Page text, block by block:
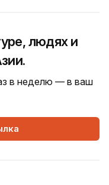
людях и
в неделю — в ваш